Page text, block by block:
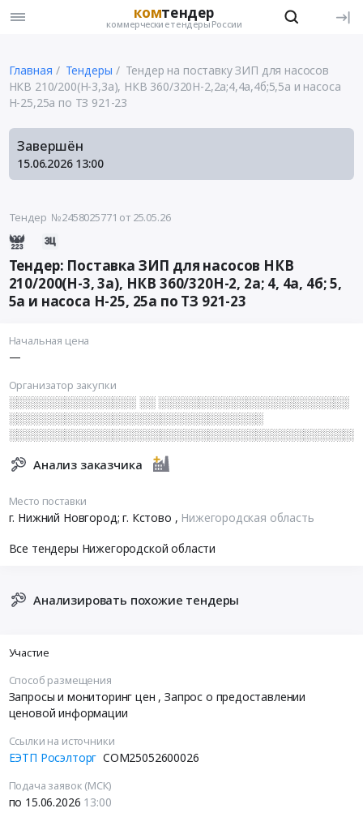
комтендер
коммерческие тендеры России
Главная Тендеры
Тендер на поставку ЗИП для насосов
НКВ 210/200(Н-3,3а), НКВ 360/320Н-2,2а;4,4а,4б;5,5а и насоса
Н-25,25а по ТЗ 921-23
Завершён
15.06.2026 13:00
Тендер №2458025771 от 25.05.26
Тендер: Поставка ЗИП для насосов НКВ
210/200(Н-3, 3а), НКВ 360/320Н-2, 2а; 4, 4а, 4б; 5,
5а и насоса Н-25, 25а по ТЗ 921-23
Начальная цена
—
Организатор закупки
░░░░░░░░░░░░░░░░ ░░ ░░░░░░░░░░░░░░░░░░░░░░░░
░░░░░░░░░░░░░░░░░░░░░░░░░░░░░░░░
Анализ заказчика
Место поставки
г. Нижний Новгород; г. Кстово , Нижегородская область
Все тендеры Нижегородской области
Анализировать похожие тендеры
Участие
Способ размещения
Запросы и мониторинг цен , Запрос о предоставлении
ценовой информации
Ссылки на источники
ЕЭТП Росэлторг COM25052600026
Подача заявок (МСК)
по 15.06.2026 13:00